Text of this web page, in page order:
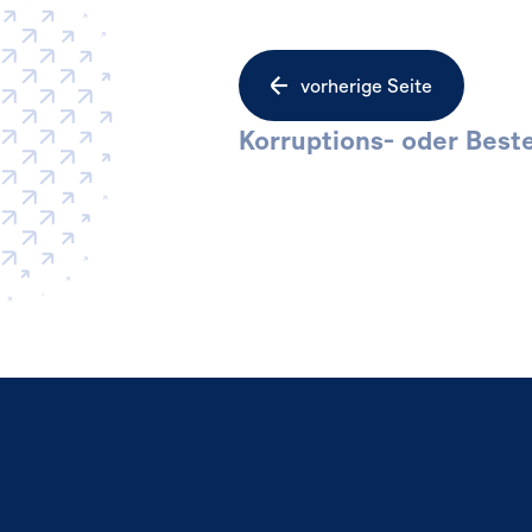
Seitennavigation
vorherige Seite
Korruptions- oder